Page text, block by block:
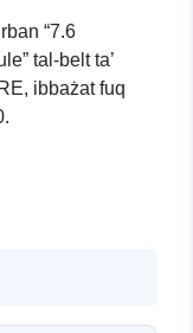
“7.6
tal-belt ta’
ibbażat fuq